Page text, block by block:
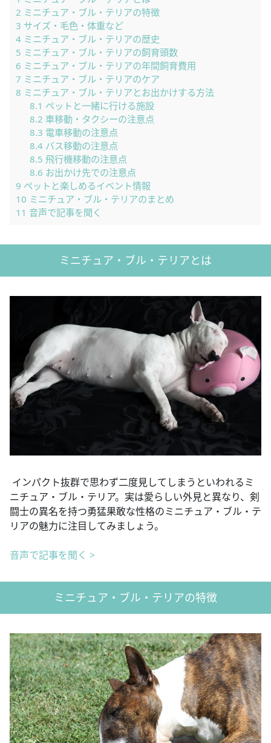
2 ミニチュア・ブル・テリアの特徴
3 サイズ・毛色・体重など
4 ミニチュア・ブル・テリアの歴史
5 ミニチュア・ブル・テリアの飼育頭数
6 ミニチュア・ブル・テリアの年間飼育費用
7 ミニチュア・ブル・テリアのケア
8 ミニチュア・ブル・テリアとお出かけする方法
8.1 ペットと一緒に行ける施設
8.2 車移動・タクシーの注意点
8.3 電車移動の注意点
8.4バス移動の注意点
8.5 飛行機移動の注意点
8.6 お出かけ先での注意点
9 ペットと楽しめるイベント情報
10 ミニチュア・ブル・テリアのまとめ
11 音声で記事を聞く
ミニチュア・ブル・テリアとは
インパクト抜群で思わず二度見してしまうといわれるミ
ニチュア・ブル・テリア。実は愛らしい外見と異なり、剣
闘士の異名を持つ勇猛果敢な性格のミニチュア・ブル・テ
リアの魅力に注目してみましょう。
音声で記事を聞く >
ミニチュア・ブル・テリアの特徴